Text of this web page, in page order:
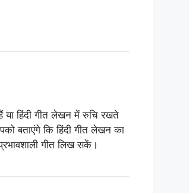
हिंदी गीत लेखन में रुचि रखते
बताएंगे कि हिंदी गीत लेखन का
गीत लिख सकें।